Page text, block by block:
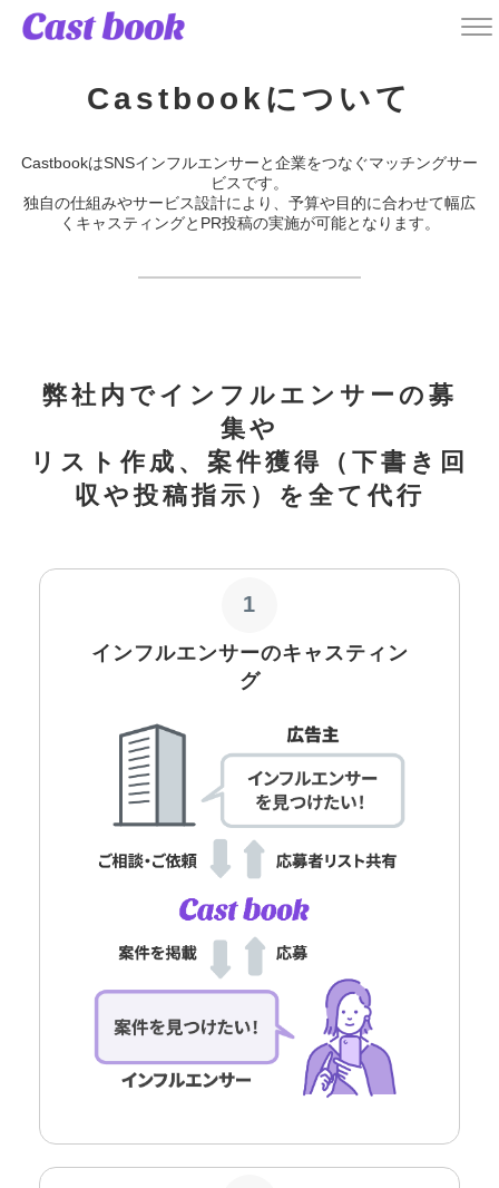
Castbookについて
CastbookはSNSインフルエンサーと企業をつなぐマッチングサー
ビスです。
独自の仕組みやサービス設計により、予算や目的に合わせて幅広
くキャスティングとPR投稿の実施が可能となります。
弊社内でインフルエンサーの募
集や
リスト作成、案件獲得（下書き回
収や投稿指示）を全て代行
1
インフルエンサーのキャスティン
グ